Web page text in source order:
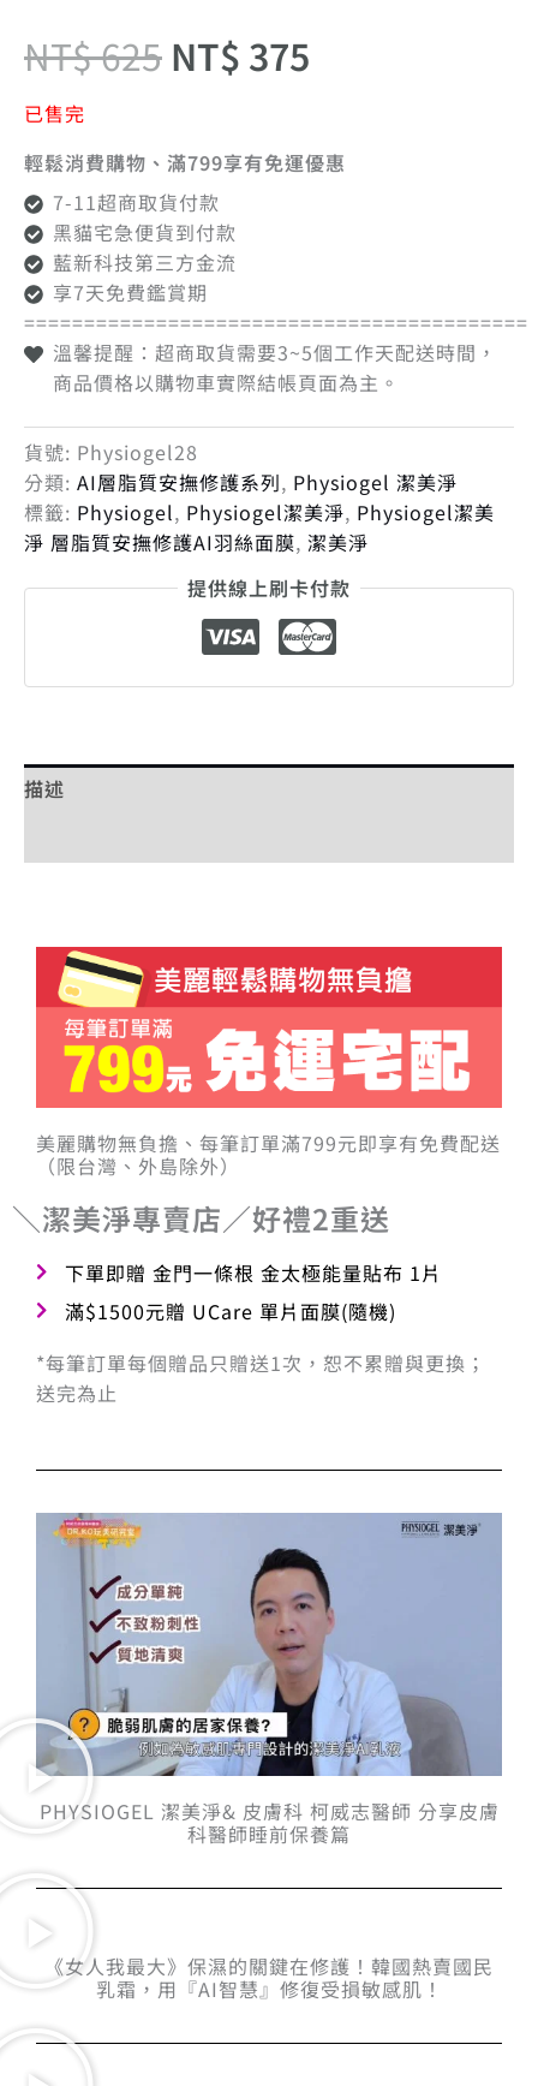
NT$625 NT$ 375
已售完
輕鬆消費購物、滿799享有免運優惠
7-11超商取貨付款
黑貓宅急便貨到付款
藍新科技第三方金流
享7天免費鑑賞期
==========================================
溫馨提醒：超商取貨需要3~5個工作天配送時間，
商品價格以購物車實際結帳頁面為主。
貨號: Physiogel28
分類: AI層脂質安撫修護系列, Physiogel 潔美淨
標籤: Physiogel, Physiogel潔美淨, Physiogel潔美
淨 層脂質安撫修護AI羽絲面膜, 潔美淨
提供線上刷卡付款
描述
美麗購物無負擔、每筆訂單滿799元即享有免費配送
（限台灣、外島除外）
＼潔美淨專賣店／好禮2重送
下單即贈 金門一條根 金太極能量貼布 1片
滿$1500元贈 UCare 單片面膜(隨機)
*每筆訂單每個贈品只贈送1次，恕不累贈與更換；
送完為止
PHYSIOGEL 潔美淨& 皮膚科 柯威志醫師 分享皮膚
科醫師睡前保養篇
《女人我最大》保濕的關鍵在修護！韓國熱賣國民
乳霜，用『AI智慧』修復受損敏感肌！